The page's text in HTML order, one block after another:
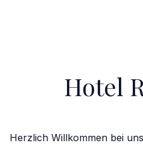
Hotel
Herzlich Willkommen bei